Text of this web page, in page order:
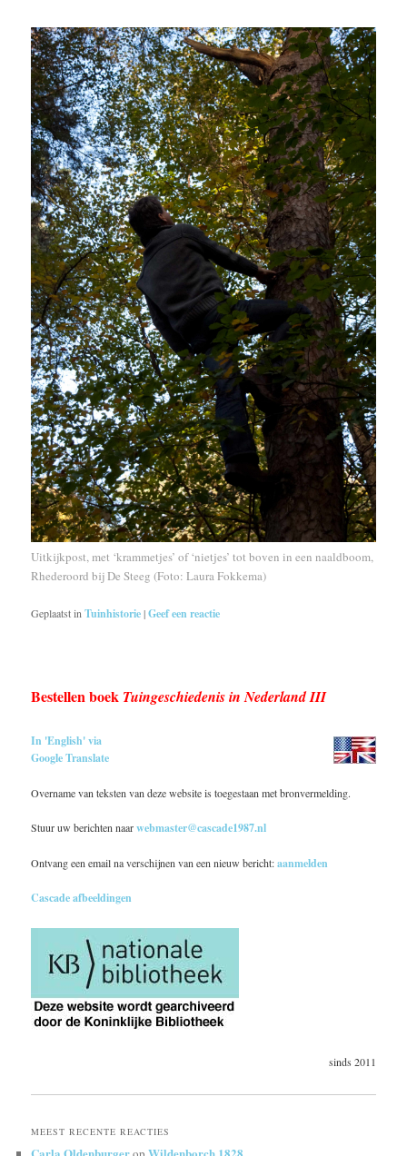
Uitkijkpost, met ‘krammetjes’ of ‘nietjes’ tot boven in een naaldboom,
Rhederoord bij De Steeg (Foto: Laura Fokkema)
Geplaatst in Tuinhistorie|Geef een reactie
Bestellen boek Tuingeschiedenis in Nederland III
In 'English' via
Google Translate
Overname van teksten van deze website is toegestaan met bronvermelding.
Stuur uw berichten naarwebmaster@cascade1987.nl
Ontvang een email na verschijnen van een nieuw bericht:aanmelden
Cascade afbeeldingen
sinds 2011
MEEST RECENTE REACTIES